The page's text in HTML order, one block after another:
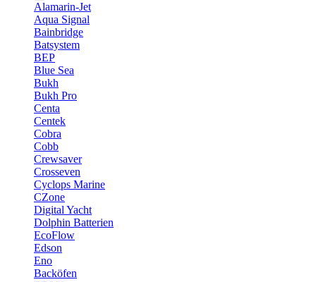
Alamarin-Jet
Aqua Signal
Bainbridge
Batsystem
BEP
Blue Sea
Bukh
Bukh Pro
Centa
Centek
Cobra
Cobb
Crewsaver
Crosseven
Cyclops Marine
CZone
Digital Yacht
Dolphin Batterien
EcoFlow
Edson
Eno
Backöfen